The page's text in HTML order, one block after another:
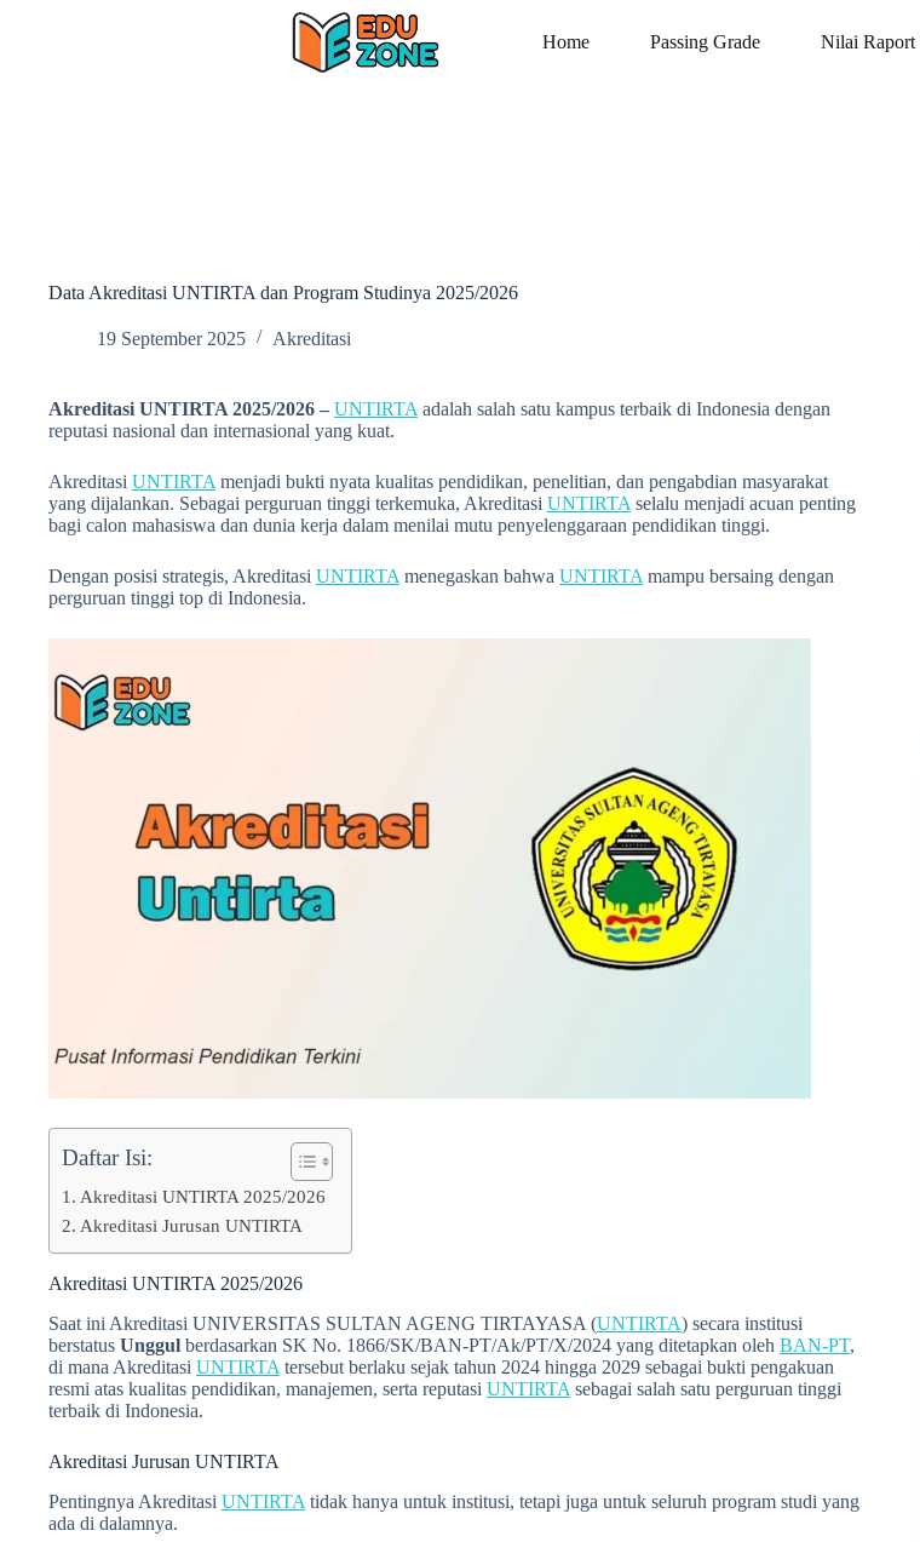
Home Passing Grade Nilai Raport
Data Akreditasi UNTIRTA dan Program Studinya 2025/2026
19 September 2025 Akreditasi
Akreditasi UNTIRTA 2025/2026 – UNTIRTA adalah salah satu kampus terbaik di Indonesia dengan
reputasi nasional dan internasional yang kuat.
Akreditasi UNTIRTA menjadi bukti nyata kualitas pendidikan, penelitian, dan pengabdian masyarakat
yang dijalankan. Sebagai perguruan tinggi terkemuka, Akreditasi UNTIRTA selalu menjadi acuan penting
bagi calon mahasiswa dan dunia kerja dalam menilai mutu penyelenggaraan pendidikan tinggi.
Dengan posisi strategis, Akreditasi UNTIRTA menegaskan bahwa UNTIRTA mampu bersaing dengan
perguruan tinggi top di Indonesia.
Daftar Isi:
Akreditasi UNTIRTA 2025/2026
Akreditasi Jurusan UNTIRTA
Akreditasi UNTIRTA 2025/2026
Saat ini Akreditasi UNIVERSITAS SULTAN AGENG TIRTAYASA (UNTIRTA) secara institusi
berstatus Unggul berdasarkan SK No. 1866/SK/BAN-PT/Ak/PT/X/2024 yang ditetapkan oleh BAN-PT,
di mana Akreditasi UNTIRTA tersebut berlaku sejak tahun 2024 hingga 2029 sebagai bukti pengakuan
resmi atas kualitas pendidikan, manajemen, serta reputasi UNTIRTA sebagai salah satu perguruan tinggi
terbaik di Indonesia.
Akreditasi Jurusan UNTIRTA
Pentingnya Akreditasi UNTIRTA tidak hanya untuk institusi, tetapi juga untuk seluruh program studi yang
ada di dalamnya.